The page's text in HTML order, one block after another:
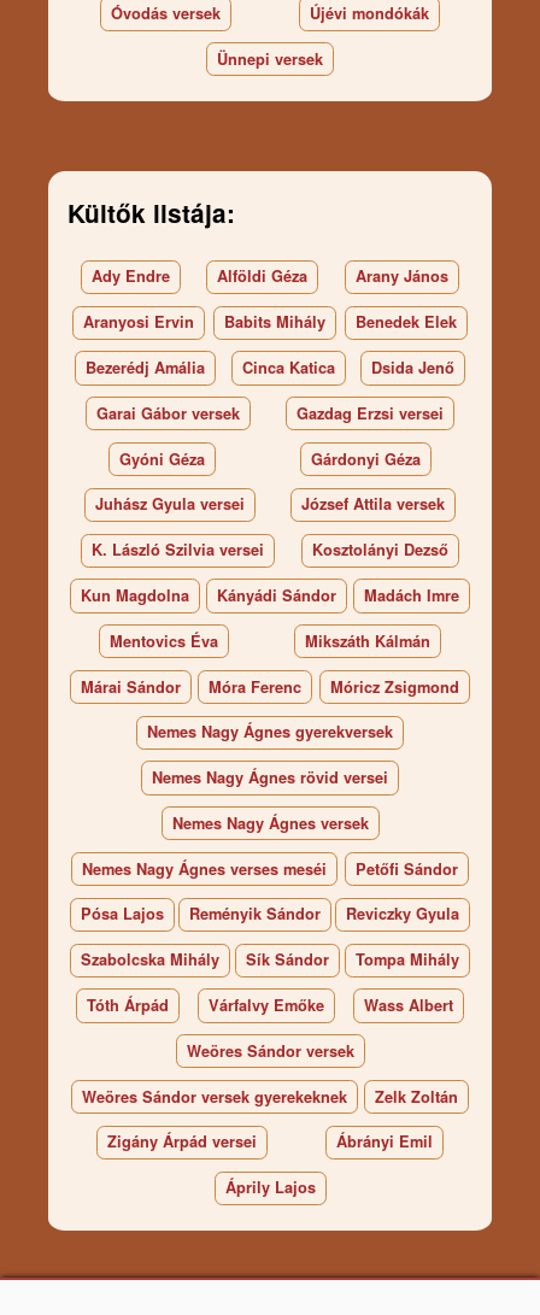
Óvodás versek Újévi mondókák
Ünnepi versek
Kültők listája:
Ady Endre Alföldi Géza Arany János
Aranyosi Ervin Babits Mihály Benedek Elek
Bezerédj Amália Cinca Katica Dsida Jenő
Garai Gábor versek Gazdag Erzsi versei
Gyóni Géza Gárdonyi Géza
Juhász Gyula versei József Attila versek
K. László Szilvia versei Kosztolányi Dezső
Kun Magdolna Kányádi Sándor Madách Imre
Mentovics Éva Mikszáth Kálmán
Márai Sándor Móra Ferenc Móricz Zsigmond
Nemes Nagy Ágnes gyerekversek
Nemes Nagy Ágnes rövid versei
Nemes Nagy Ágnes versek
Nemes Nagy Ágnes verses meséi Petőfi Sándor
Pósa Lajos Reményik Sándor Reviczky Gyula
Szabolcska Mihály Sík Sándor Tompa Mihály
Tóth Árpád Várfalvy Emőke Wass Albert
Weöres Sándor versek
Weöres Sándor versek gyerekeknek Zelk Zoltán
Zigány Árpád versei Ábrányi Emil
Áprily Lajos